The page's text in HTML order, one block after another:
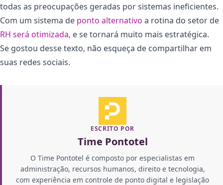
todas as preocupações geradas por sistemas ineficientes.
Com um sistema de ponto alternativo a rotina do setor de
RH será otimizada, e se tornará muito mais estratégica.
Se gostou desse texto, não esqueça de compartilhar em
suas redes sociais.
ESCRITO POR
Time Pontotel
O Time Pontotel é composto por especialistas em
administração, recursos humanos, direito e tecnologia,
com experiência em controle de ponto digital e legislação